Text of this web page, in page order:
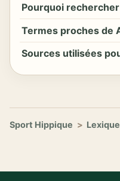
Pourquoi
Termes proches de
Sources utilisées
Sport Hippique > Lexique